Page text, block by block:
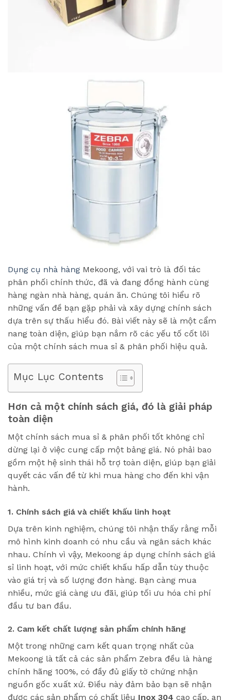
Dụng cụ nhà hàng Mekoong, với vai trò là đối tác
phân phối chính thức, đã và đang đồng hành cùng
hàng ngàn nhà hàng, quán ăn. Chúng tôi hiểu rõ
những vấn đề bạn gặp phải và xây dựng chính sách
dựa trên sự thấu hiểu đó. Bài viết này sẽ là một cẩm
nang toàn diện, giúp bạn nắm rõ các yếu tố cốt lõi
của một chính sách mua sỉ & phân phối hiệu quả.
Mục Lục Contents
Hơn cả một chính sách giá, đó là giải pháp
toàn diện
Một chính sách mua sỉ & phân phối tốt không chỉ
dừng lại ở việc cung cấp một bảng giá. Nó phải bao
gồm một hệ sinh thái hỗ trợ toàn diện, giúp bạn giải
quyết các vấn đề từ khi mua hàng cho đến khi vận
hành.
1. Chính sách giá và chiết khấu linh hoạt
Dựa trên kinh nghiệm, chúng tôi nhận thấy rằng mỗi
mô hình kinh doanh có nhu cầu và ngân sách khác
nhau. Chính vì vậy, Mekoong áp dụng chính sách giá
sỉ linh hoạt, với mức chiết khấu hấp dẫn tùy thuộc
vào giá trị và số lượng đơn hàng. Bạn càng mua
nhiều, mức giá càng ưu đãi, giúp tối ưu hóa chi phí
đầu tư ban đầu.
2. Cam kết chất lượng sản phẩm chính hãng
Một trong những cam kết quan trọng nhất của
Mekoong là tất cả các sản phẩm Zebra đều là hàng
chính hãng 100%, có đầy đủ giấy tờ chứng nhận
nguồn gốc xuất xứ. Điều này đảm bảo bạn sẽ nhận
được các sản phẩm có chất liệu Inox 304 cao cấp, an